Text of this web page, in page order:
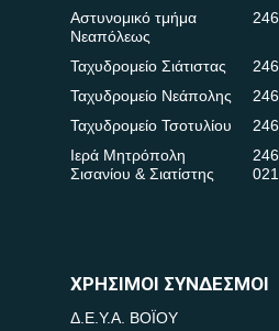
Αστυνομικό τμήμα
Νεαπόλεως
Ταχυδρομείο Σιάτιστας
Ταχυδρομείο Νεάπολης
Ταχυδρομείο Τσοτυλίου
Ιερά Μητρόπολη
Σισανίου & Σιατίστης
ΧΡΗΣΙΜΟΙ ΣΥΝΔΕΣΜΟΙ
Δ.Ε.Υ.Α. ΒΟΪΟΥ